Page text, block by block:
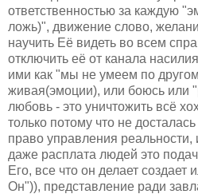
ответственностью за каждую
ложь)", движение слово,
научить Её видеть во всем
отключить её от канала
ими как "мы не умеем по
живая(эмоции), или боюсь или
любовь - это уничтожить всё
только потому что не
право управления
даже расплата людей это
Его, все что он делает создает
Он")), представление ради